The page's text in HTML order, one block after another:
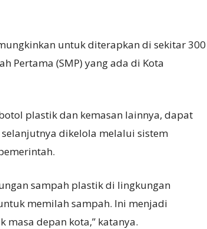
untuk diterapkan di sekitar 300
Pertama (SMP) yang ada di Kota
plastik dan kemasan lainnya, dapat
dikelola melalui sistem
sampah plastik di lingkungan
memilah sampah. Ini menjadi
masa depan kota,” katanya.